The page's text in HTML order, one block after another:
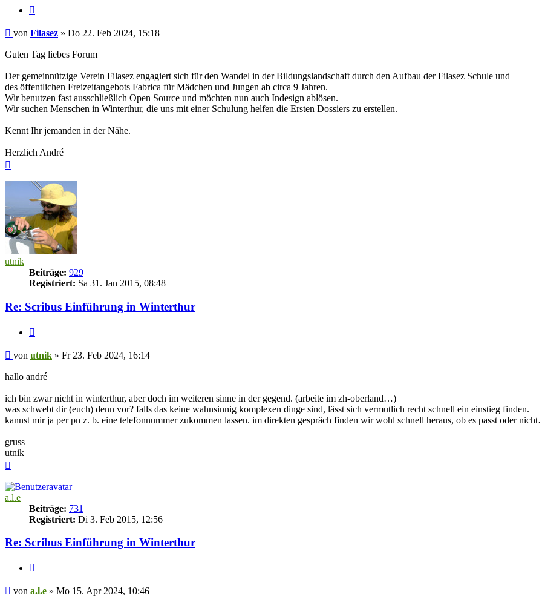
Beitrag
von Filasez » Do 22. Feb 2024, 15:18
Guten Tag liebes Forum
Der gemeinnützige Verein Filasez engagiert sich für den Wandel in der Bildungslandschaft durch den Aufbau der Filasez Schule und
des öffentlichen Freizeitangebots Fabrica für Mädchen und Jungen ab circa 9 Jahren.
Wir benutzen fast ausschließlich Open Source und möchten nun auch Indesign ablösen.
Wir suchen Menschen in Winterthur, die uns mit einer Schulung helfen die Ersten Dossiers zu erstellen.
Kennt Ihr jemanden in der Nähe.
Herzlich André
utnik
Beiträge: 929
Registriert: Sa 31. Jan 2015, 08:48
Re: Scribus Einführung in Winterthur
Beitrag
von utnik » Fr 23. Feb 2024, 16:14
hallo andré
ich bin zwar nicht in winterthur, aber doch im weiteren sinne in der gegend. (arbeite im zh-oberland…)
was schwebt dir (euch) denn vor? falls das keine wahnsinnig komplexen dinge sind, lässt sich vermutlich recht schnell ein einstieg finden.
kannst mir ja per pn z. b. eine telefonnummer zukommen lassen. im direkten gespräch finden wir wohl schnell heraus, ob es passt oder
gruss
utnik
a.l.e
Beiträge: 731
Registriert: Di 3. Feb 2015, 12:56
Re: Scribus Einführung in Winterthur
Beitrag
von a.l.e » Mo 15. Apr 2024, 10:46